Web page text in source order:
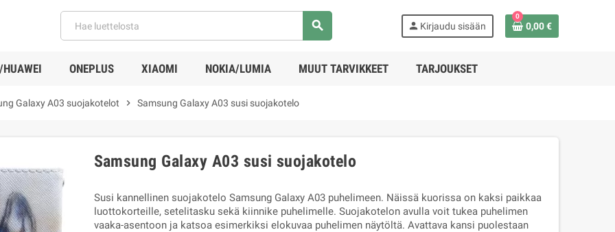
search person Kirjaudu sisään
0
0,00 €
HUAWEI ONEPLUS XIAOMI NOKIA/LUMIA MUUT TARVIKKEET TARJOUKSET
Galaxy A03 suojakotelot chevron_right Samsung Galaxy A03 susi suojakotelo
Samsung Galaxy A03 susi suojakotelo
Susi kannellinen suojakotelo Samsung Galaxy A03 puhelimeen. Näissä kuorissa on kaksi paikkaa
luottokorteille, setelitasku sekä kiinnike puhelimelle. Suojakotelon avulla voit tukea puhelimen
vaaka-asentoon ja katsoa esimerkiksi elokuvaa puhelimen näytöltä. Avattava kansi puolestaan